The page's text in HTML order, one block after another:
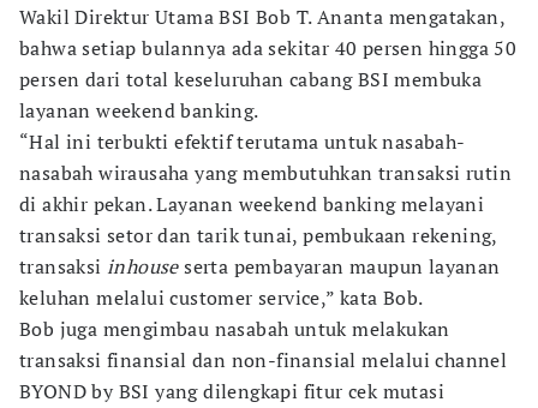
Wakil Direktur Utama BSI Bob T. Ananta mengatakan,
bahwa setiap bulannya ada sekitar 40 persen hingga 50
persen dari total keseluruhan cabang BSI membuka
layanan weekend banking.
“Hal ini terbukti efektif terutama untuk nasabah-
nasabah wirausaha yang membutuhkan transaksi rutin
di akhir pekan. Layanan weekend banking melayani
transaksi setor dan tarik tunai, pembukaan rekening,
transaksiinhouseserta pembayaran maupun layanan
keluhan melalui customer service,” kata Bob.
Bob juga mengimbau nasabah untuk melakukan
transaksi finansial dan non-finansial melalui channel
BYOND by BSI yang dilengkapi fitur cek mutasi